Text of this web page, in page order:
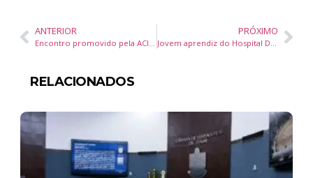
ANTERIOR
Encontro promovido pela ACI e Maturi, discute o mercado de trabalho e empreendedorismo para os 50+
PRÓXIMO
Jovem aprendiz do Hospital Dona Helena conquista primeiro lugar no vestibular da Udesc
RELACIONADOS